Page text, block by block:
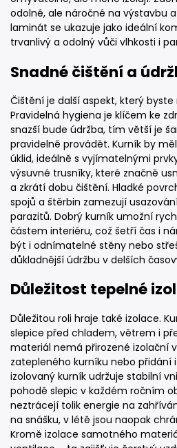
odolné, ale náročné na výstavbu
laminát se ukazuje jako ideální
trvanlivý a odolný vůči vlhkosti i
Snadné čištění a
Čištění je další aspekt, který
Pravidelná hygiena je klíčem ke
snazší bude údržba, tím větší je
pravidelně provádět. Kurník by
úklid, ideálně s vyjímatelnými
výsuvné trusníky, které značně
a zkrátí dobu čištění. Hladké
spojů a štěrbin zamezují
parazitů. Dobrý kurník umožní
částem interiéru, což šetří čas i
být i odnímatelné stěny nebo
důkladnější údržbu v delších
Důležitost tepelné
Důležitou roli hraje také izolace.
slepice před chladem, větrem i
materiál nemá přirozené izolační
zatepleného kurníku nebo přidání
izolovaný kurník udržuje stabilní
pohodě slepic v každém ročním
neztrácejí tolik energie na
na snášku, v létě jsou naopak
Kromě izolace samotného